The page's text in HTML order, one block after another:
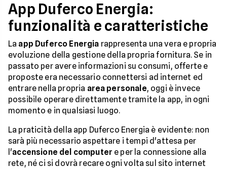
App Duferco Energia:
funzionalità e caratteristiche
La app Duferco Energia rappresenta una vera e propria
evoluzione della gestione della propria fornitura. Se in
passato per avere informazioni su consumi, offerte e
proposte era necessario connettersi ad internet ed
entrare nella propria area personale, oggi è invece
possibile operare direttamente tramite la app, in ogni
momento e in qualsiasi luogo.
La praticità della app Duferco Energia è evidente: non
sarà più necessario aspettare i tempi d'attesa per
l'accensione del computer e per la connessione alla
rete, né ci si dovrà recare ogni volta sul sito internet